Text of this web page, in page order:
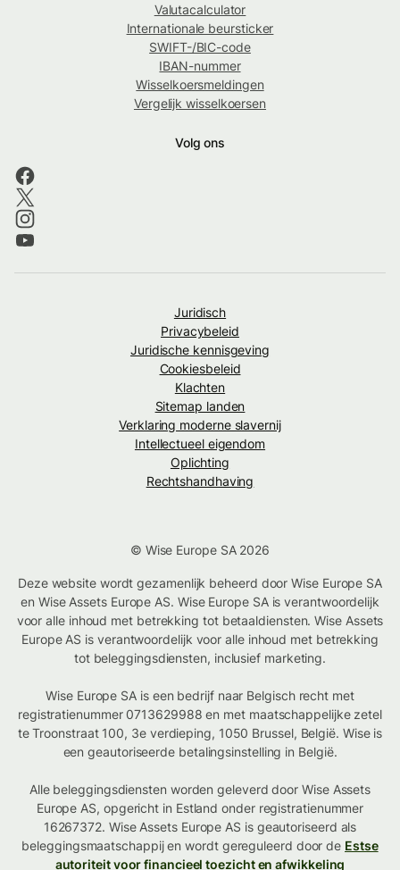
Valutacalculator
Internationale beursticker
SWIFT-/BIC-code
IBAN-nummer
Wisselkoersmeldingen
Vergelijk wisselkoersen
Volg ons
Juridisch
Privacybeleid
Juridische kennisgeving
Cookiesbeleid
Klachten
Sitemap landen
Verklaring moderne slavernij
Intellectueel eigendom
Oplichting
Rechtshandhaving
© Wise Europe SA 2026
Deze website wordt gezamenlijk beheerd door Wise Europe SA
en Wise Assets Europe AS. Wise Europe SA is verantwoordelijk
voor alle inhoud met betrekking tot betaaldiensten. Wise Assets
Europe AS is verantwoordelijk voor alle inhoud met betrekking
tot beleggingsdiensten, inclusief marketing.
Wise Europe SA is een bedrijf naar Belgisch recht met
registratienummer 0713629988 en met maatschappelijke zetel
te Troonstraat 100, 3e verdieping, 1050 Brussel, België. Wise is
een geautoriseerde betalingsinstelling in België.
Alle beleggingsdiensten worden geleverd door Wise Assets
Europe AS, opgericht in Estland onder registratienummer
16267372. Wise Assets Europe AS is geautoriseerd als
beleggingsmaatschappij en wordt gereguleerd door de Estse
autoriteit voor financieel toezicht en afwikkeling